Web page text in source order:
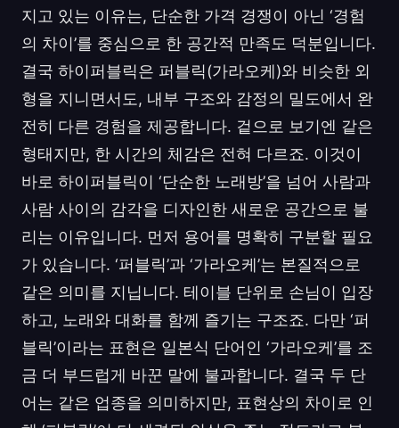
지고 있는 이유는, 단순한 가격 경쟁이 아닌 ‘경험
의 차이’를 중심으로 한 공간적 만족도 덕분입니다.
결국 하이퍼블릭은 퍼블릭(가라오케)와 비슷한 외
형을 지니면서도, 내부 구조와 감정의 밀도에서 완
전히 다른 경험을 제공합니다. 겉으로 보기엔 같은
형태지만, 한 시간의 체감은 전혀 다르죠. 이것이
바로 하이퍼블릭이 ‘단순한 노래방’을 넘어 사람과
사람 사이의 감각을 디자인한 새로운 공간으로 불
리는 이유입니다. 먼저 용어를 명확히 구분할 필요
가 있습니다. ‘퍼블릭’과 ‘가라오케’는 본질적으로
같은 의미를 지닙니다. 테이블 단위로 손님이 입장
하고, 노래와 대화를 함께 즐기는 구조죠. 다만 ‘퍼
블릭’이라는 표현은 일본식 단어인 ‘가라오케’를 조
금 더 부드럽게 바꾼 말에 불과합니다. 결국 두 단
어는 같은 업종을 의미하지만, 표현상의 차이로 인